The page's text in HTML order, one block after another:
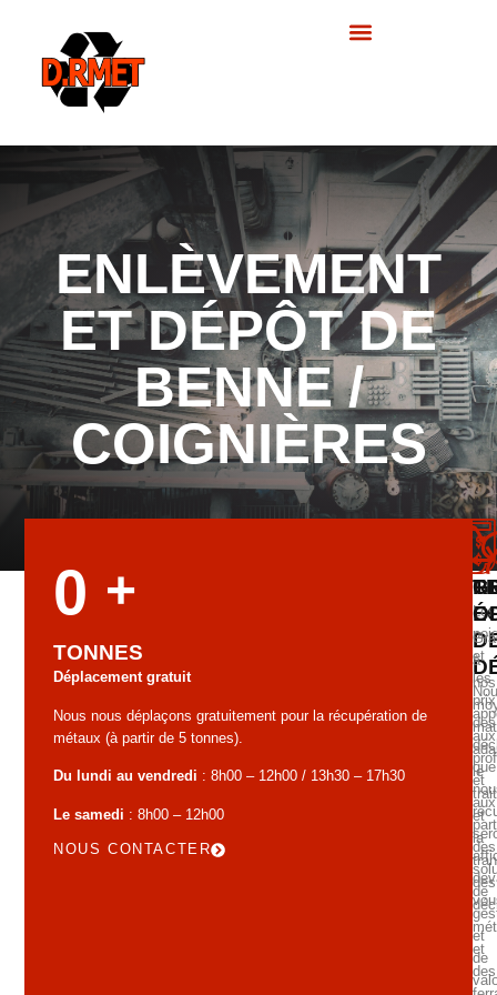
ENLÈVEMENT
ET DÉPÔT DE
BENNE /
COIGNIÈRES
aux
et
aux
des
de
et
de
Les
et
les
prix
des
que
à
nos
le
et
la
des
et
des
0 +
TONNES
Déplacement gratuit
Nous nous déplaçons gratuitement pour la récupération de
métaux (à partir de 5 tonnes).
Du lundi au vendredi : 8h00 – 12h00 / 13h30 – 17h30
Le samedi : 8h00 – 12h00
NOUS CONTACTER